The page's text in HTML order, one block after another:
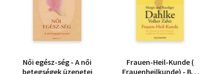
Női egész-ség - A női
betegségek üzenetei
Frauen-Heil-Kunde (
Frauenheilkunde) - Be-